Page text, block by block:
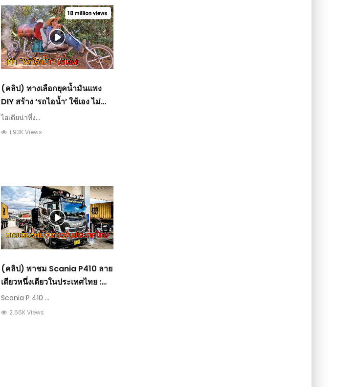
(คลิป) ทางเลือกยุคน้ำมันแพง
DIY สร้าง ‘รถไอน้ำ’ ใช้เอง ไม่
ต้องใช้น้ำมัน : วีดีโอ เกษตร
ไอเดียน่าทึ่ง...
1.93K Views
(คลิป) พาชม Scania P410 ลาย
เดียวหนึ่งเดียวในประเทศไทย :
วีดีโอ เกษตร
Scania P 410 ...
2.66K Views